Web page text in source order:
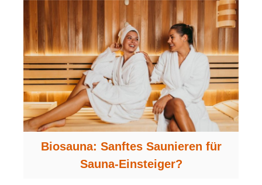
Biosauna: Sanftes Saunieren für
Sauna-Einsteiger?